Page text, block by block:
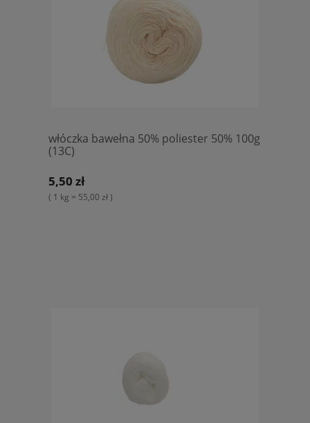
włóczka bawełna 50% poliester 50% 100g
(13C)
5,50 zł
( 1 kg = 55,00 zł )